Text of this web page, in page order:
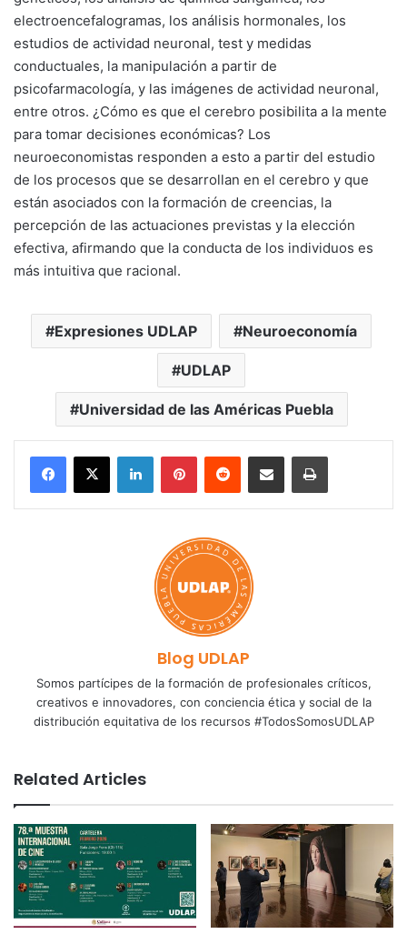
electroencefalogramas, los análisis hormonales, los
estudios de actividad neuronal, test y medidas
conductuales, la manipulación a partir de
psicofarmacología, y las imágenes de actividad neuronal,
entre otros. ¿Cómo es que el cerebro posibilita a la mente
para tomar decisiones económicas? Los
neuroeconomistas responden a esto a partir del estudio
de los procesos que se desarrollan en el cerebro y que
están asociados con la formación de creencias, la
percepción de las actuaciones previstas y la elección
efectiva, afirmando que la conducta de los individuos es
más intuitiva que racional.
Expresiones UDLAP Neuroeconomía
UDLAP
Universidad de las Américas Puebla
LinkedInPinterestReddit Share via Email Print
Blog UDLAP
Somos partícipes de la formación de profesionales críticos,
creativos e innovadores, con conciencia ética y social de la
distribución equitativa de los recursos #TodosSomosUDLAP
Related Articles